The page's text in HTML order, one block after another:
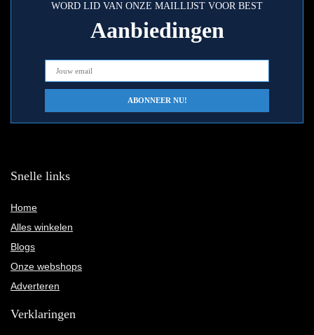
WORD LID VAN ONZE MAILLIJST VOOR BEST
Aanbiedingen
Snelle links
Home
Alles winkelen
Blogs
Onze webshops
Adverteren
Verklaringen